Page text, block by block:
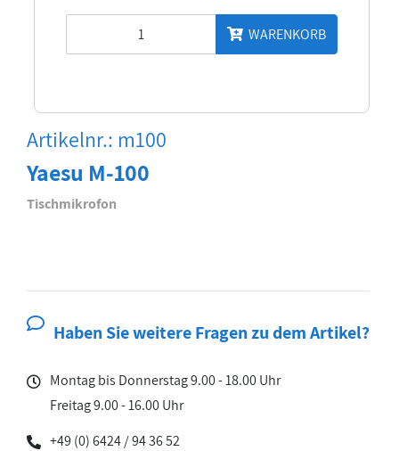
WARENKORB
Artikelnr.: m100
Yaesu M-100
Tischmikrofon
Haben Sie weitere Fragen zu dem Artikel?
Montag bis Donnerstag 9.00 - 18.00 Uhr
Freitag 9.00 - 16.00 Uhr
+49 (0) 6424 / 94 36 52